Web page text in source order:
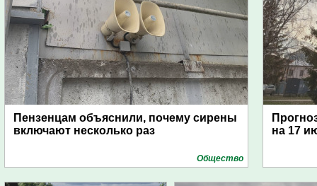
Пензенцам объяснили, почему сирены
включают несколько раз
Общество
на 17